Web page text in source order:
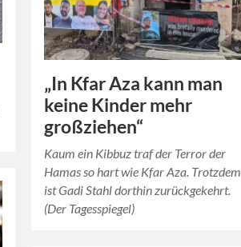
„In Kfar Aza kann man
keine Kinder mehr
großziehen“
Kaum ein Kibbuz traf der Terror der
Hamas so hart wie Kfar Aza. Trotzdem
ist Gadi Stahl dorthin zurückgekehrt.
(Der Tagesspiegel)